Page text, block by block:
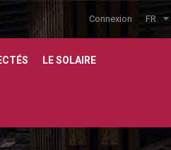
FR
Connexion
LE SOLAIRE